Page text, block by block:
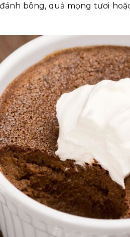
bông, quả mọng tươi